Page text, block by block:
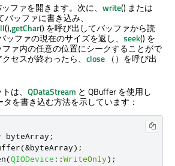
ファを開きます。次に、 write() または
ッファに書き込み、
(),getChar() を呼び出してバッファから読
ッファの現在のサイズを返し、 seek() を
ァ内の任意の位置にシークすることがで
セスが終わったら、 close （）を呼び出
は、 QDataStream と QBuffer を使用し
タを書き込む方法を示しています：
byteArray ;
(&byteArray);
(QIODevice ::WriteOnly);